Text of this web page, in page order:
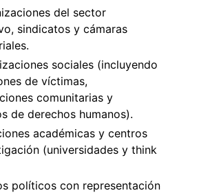
del sector
sindicatos y cámaras
sociales (incluyendo
de víctimas,
comunitarias y
de derechos humanos).
académicas y centros
(universidades y think
políticos con representación